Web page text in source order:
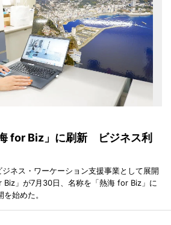
for Biz」に刷新 ビジネス利
ネス・ワーケーション支援事業として展開
Biz」が7月30日、名称を「熱海 for Biz」に
始めた。